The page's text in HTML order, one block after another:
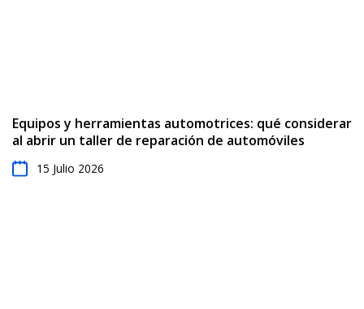
Equipos y herramientas automotrices: qué considerar
al abrir un taller de reparación de automóviles
15 Julio 2026